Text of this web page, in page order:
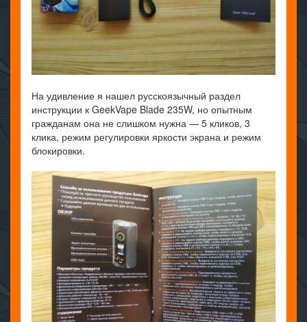
На удивление я нашел русскоязычный раздел
инструкции к GeekVape Blade 235W, но опытным
гражданам она не слишком нужна — 5 кликов, 3
клика, режим регулировки яркости экрана и режим
блокировки.